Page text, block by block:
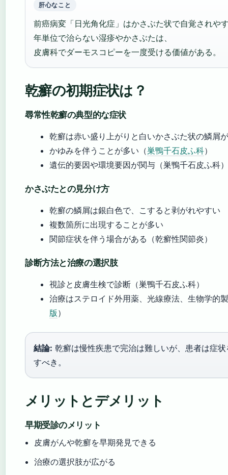
肝心なこと
前癌病変「日光角化症」はかさぶた状で自覚されや
年単位で治らない湿疹やかさぶたは、
皮膚科でダーモスコピーを一度受ける価値がある。
乾癬の初期症状は？
尋常性乾癬の典型的な症状
乾癬は赤い盛り上がりと白いかさぶた状の鱗屑
かゆみを伴うことが多い（巣鴨千石皮ふ科）
遺伝的要因や環境要因が関与（巣鴨千石皮ふ科）
かさぶたとの見分け方
乾癬の鱗屑は銀白色で、こすると剥がれやすい
複数箇所に出現することが多い
関節症状を伴う場合がある（乾癬性関節炎）
診断方法と治療の選択肢
視診と皮膚生検で診断（巣鴨千石皮ふ科）
治療はステロイド外用薬、光線療法、生物学的
版 ）
結論: 乾癬は慢性疾患で完治は難しいが、患者は症
すべき。
メリットとデメリット
早期受診のメリット
皮膚がんや乾癬を早期発見できる
治療の選択肢が広がる